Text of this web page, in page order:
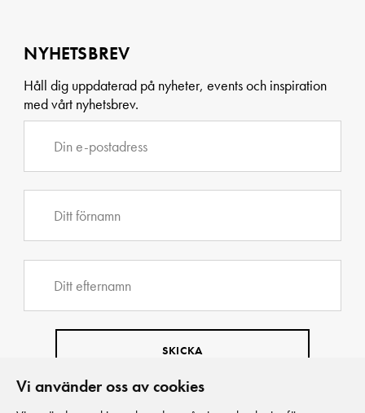
Vi använder oss av cookies
NYHETSBREV
Håll dig uppdaterad på nyheter, events och inspiration
med vårt nyhetsbrev.